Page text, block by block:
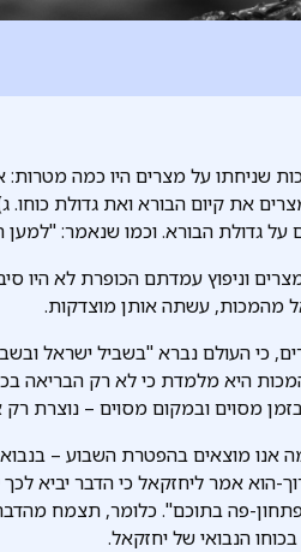
שניחתו על מצרים היו כמה
את קיום הבורא ואת גדולת
על גדולת הבורא. וכמו שנאמר: "למען
וניפוץ עמדתם הכופרת לא היו
מהמכות, עשתה אותן מוצדקות.
כי העולם נברא "בשביל ישראל
היא מלמדת כי לא רק הבריאה
מסוים ובמקום מסוים – נוצרת
אנו מוצאים בהפטרת השבוע –
הוא אמר ליחזקאל כי הדבר יביא לכך
פה בתוכם". כלומר, תצמח
הנבואי של יחזקאל.